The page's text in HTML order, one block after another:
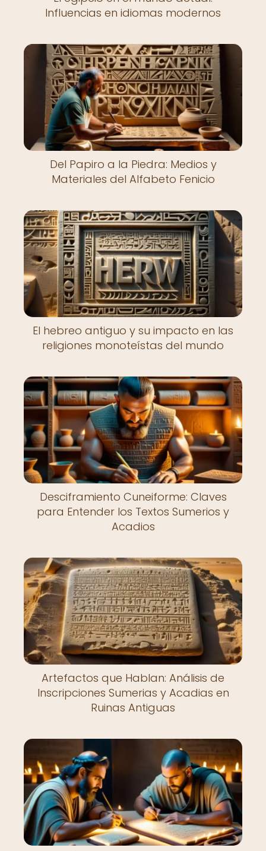
Influencias en idiomas modernos
Del Papiro a la Piedra: Medios y
Materiales del Alfabeto Fenicio
El hebreo antiguo y su impacto en las
religiones monoteístas del mundo
Desciframiento Cuneiforme: Claves
para Entender los Textos Sumerios y
Acadios
Artefactos que Hablan: Análisis de
Inscripciones Sumerias y Acadias en
Ruinas Antiguas